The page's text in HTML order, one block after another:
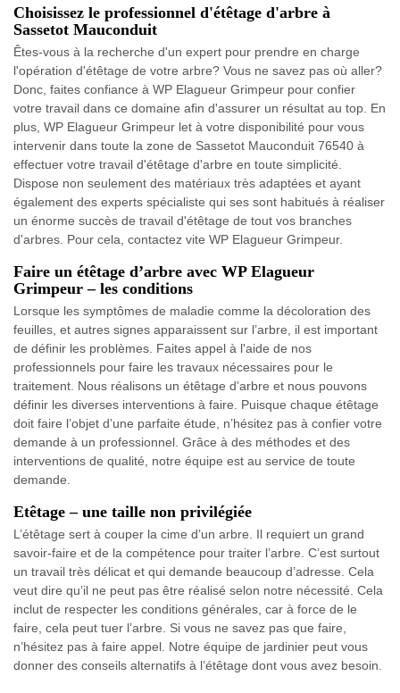
Choisissez le professionnel d'étêtage d'arbre à
Sassetot Mauconduit
Êtes-vous à la recherche d'un expert pour prendre en charge
l'opération d'étêtage de votre arbre? Vous ne savez pas où aller?
Donc, faites confiance à WP Elagueur Grimpeur pour confier
votre travail dans ce domaine afin d'assurer un résultat au top. En
plus, WP Elagueur Grimpeur let à votre disponibilité pour vous
intervenir dans toute la zone de Sassetot Mauconduit 76540 à
effectuer votre travail d'étêtage d'arbre en toute simplicité.
Dispose non seulement des matériaux très adaptées et ayant
également des experts spécialiste qui ses sont habitués à réaliser
un énorme succès de travail d'étêtage de tout vos branches
d'arbres. Pour cela, contactez vite WP Elagueur Grimpeur.
Faire un étêtage d’arbre avec WP Elagueur
Grimpeur – les conditions
Lorsque les symptômes de maladie comme la décoloration des
feuilles, et autres signes apparaissent sur l’arbre, il est important
de définir les problèmes. Faites appel à l'aide de nos
professionnels pour faire les travaux nécessaires pour le
traitement. Nous réalisons un étêtage d’arbre et nous pouvons
définir les diverses interventions à faire. Puisque chaque étêtage
doit faire l’objet d’une parfaite étude, n’hésitez pas à confier votre
demande à un professionnel. Grâce à des méthodes et des
interventions de qualité, notre équipe est au service de toute
demande.
Etêtage – une taille non privilégiée
L’étêtage sert à couper la cime d’un arbre. Il requiert un grand
savoir-faire et de la compétence pour traiter l’arbre. C’est surtout
un travail très délicat et qui demande beaucoup d’adresse. Cela
veut dire qu’il ne peut pas être réalisé selon notre nécessité. Cela
inclut de respecter les conditions générales, car à force de le
faire, cela peut tuer l’arbre. Si vous ne savez pas que faire,
n’hésitez pas à faire appel. Notre équipe de jardinier peut vous
donner des conseils alternatifs à l’étêtage dont vous avez besoin.